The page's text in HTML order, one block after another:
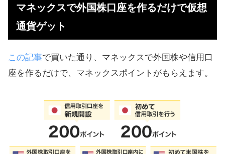
外国株口座の作り方（無料でOK）
外国株口座に入金して取引まで
外国株口座へ「資金（円）」の移動
外国株口座での作業
両替は取り消しもできる
SBIのような銀行からのドル即時移動
はできない
マネックスで外国株口座を作るだけで仮想
通貨ゲット
この記事で買いた通り、マネックスで外国株や信用口
座を作るだけで、マネックスポイントがもらえます。